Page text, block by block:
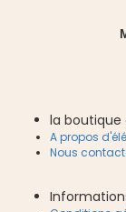
la
A propos
Nous